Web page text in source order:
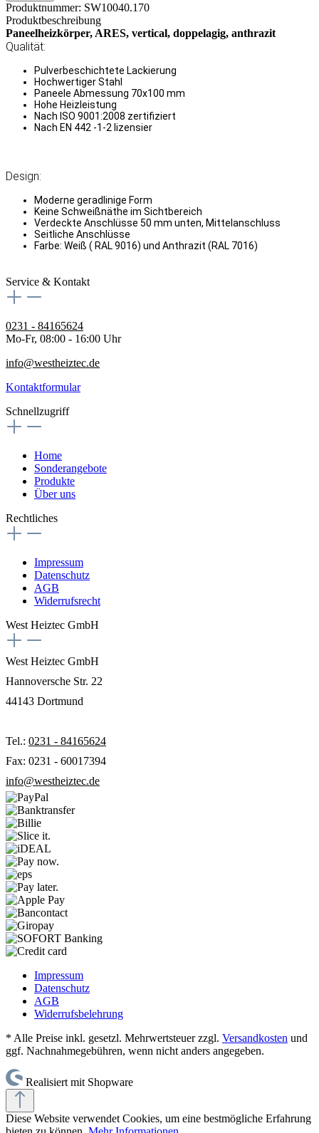
Produktnummer: SW10040.170
Produktbeschreibung
Paneelheizkörper, ARES, vertical, doppelagig, anthrazit
Qualität:
Pulverbeschichtete Lackierung
Hochwertiger Stahl
Paneele Abmessung 70x100 mm
Hohe Heizleistung
Nach ISO 9001:2008 zertifiziert
Nach EN 442 -1-2 lizensier
Design:
Moderne geradlinige Form
Keine Schweißnäthe im Sichtbereich
Verdeckte Anschlüsse 50 mm unten, Mittelanschluss
Seitliche Anschlüsse
Farbe: Weiß ( RAL 9016) und Anthrazit (RAL 7016)
Service & Kontakt
0231 - 84165624
Mo-Fr, 08:00 - 16:00 Uhr
info@westheiztec.de
Kontaktformular
Schnellzugriff
Home
Sonderangebote
Produkte
Über uns
Rechtliches
Impressum
Datenschutz
AGB
Widerrufsrecht
West Heiztec GmbH
West Heiztec GmbH
Hannoversche Str. 22
44143 Dortmund
Tel.: 0231 - 84165624
Fax: 0231 - 60017394
info@westheiztec.de
Impressum
Datenschutz
AGB
Widerrufsbelehrung
* Alle Preise inkl. gesetzl. Mehrwertsteuer zzgl. Versandkosten und
ggf. Nachnahmegebühren, wenn nicht anders angegeben.
Realisiert mit Shopware
Diese Website verwendet Cookies, um eine bestmögliche Erfahrung